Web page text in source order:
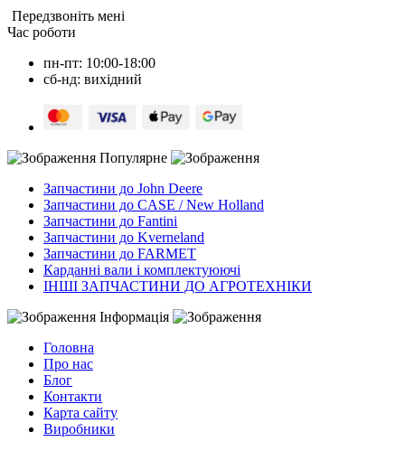
Передзвоніть мені
Час роботи
пн-пт: 10:00-18:00
сб-нд: вихідний
Популярне
Запчастини до John Deere
Запчастини до CASE / New Holland
Запчастини до Fantini
Запчастини до Kverneland
Запчастини до FARMET
Карданні вали і комплектуюючі
ІНШІ ЗАПЧАСТИНИ ДО АГРОТЕХНІКИ
Інформація
Головна
Про нас
Блог
Контакти
Карта сайту
Виробники